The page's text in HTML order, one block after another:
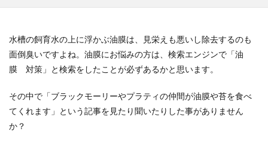
水槽の飼育水の上に浮かぶ油膜は、見栄えも悪いし除去するのも
面倒臭いですよね。油膜にお悩みの方は、検索エンジンで「油
膜 対策」と検索をしたことが必ずあるかと思います。
その中で「ブラックモーリーやプラティの仲間が油膜や苔を食べ
てくれます」という記事を見たり聞いたりした事がありません
か？